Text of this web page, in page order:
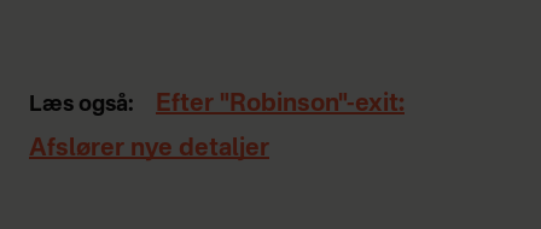
Læs også:
Efter "Robinson"-exit:
Afslører nye detaljer